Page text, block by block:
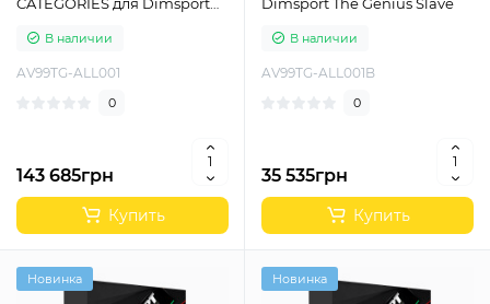
В наличии
AV99TG-ALL001
0
143 685грн
Купить
В наличии
AV99TG-ALL001B
0
35 535грн
Купить
Новинка Новинка